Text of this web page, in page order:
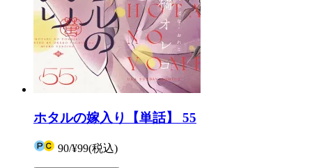
ホタルの嫁入り【単話】 55
90/¥99(税込)